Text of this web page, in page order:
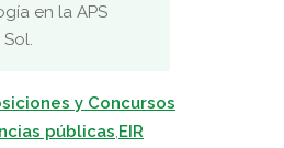
en la APS
y Concursos
públicas,EIR